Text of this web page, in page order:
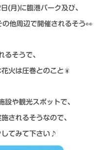
(月)に臨港パーク及び、
他周辺で開催されるそう👀
るそうで、
火は圧巻とのこと🎇
設や観光スポットで、
されるそうなので、
してみて下さい♪